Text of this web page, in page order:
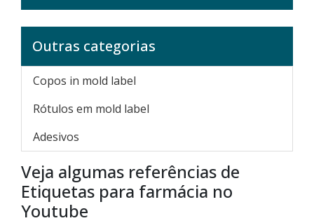
Outras categorias
Copos in mold label
Rótulos em mold label
Adesivos
Veja algumas referências de
Etiquetas para farmácia no
Youtube